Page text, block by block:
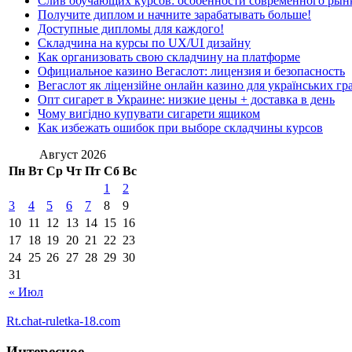
Получите диплом и начните зарабатывать больше!
Доступные дипломы для каждого!
Складчина на курсы по UX/UI дизайну
Как организовать свою складчину на платформе
Официальное казино Вегаслот: лицензия и безопасность
Вегаслот як ліцензійне онлайн казино для українських
Опт сигарет в Украине: низкие цены + доставка в день
Чому вигідно купувати сигарети ящиком
Как избежать ошибок при выборе складчины курсов
Август 2026
Пн Вт Ср Чт Пт Сб Вс
« Июл
1
2
3
4 5 6 7 8
9
10 11 12 13 14 15 16
17 18 19 20 21 22 23
24 25 26 27 28 29 30
31
Rt.chat-ruletka-18.com